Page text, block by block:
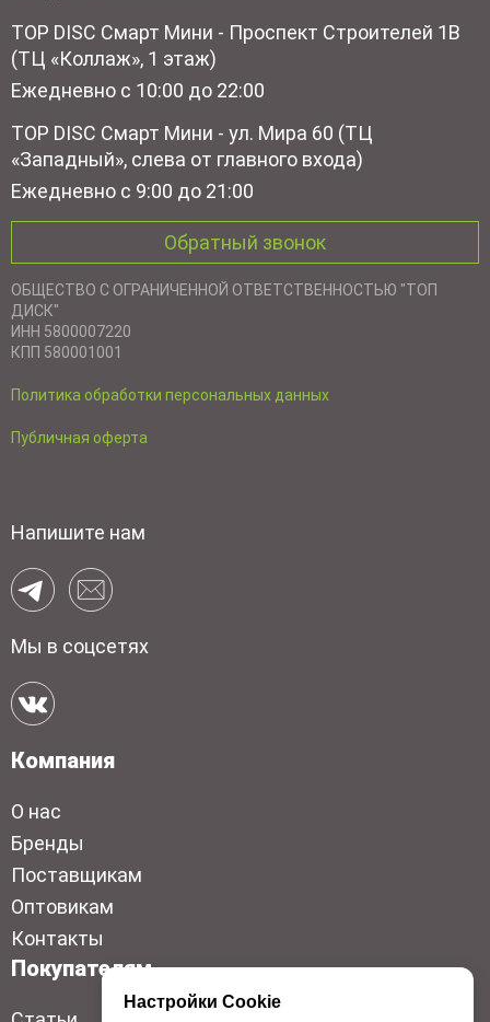
TOP DISC Смарт Мини - Проспект Строителей 1В
(ТЦ «Коллаж», 1 этаж)
Ежедневно с 10:00 до 22:00
TOP DISC Смарт Мини - ул. Мира 60 (ТЦ
«Западный», слева от главного входа)
Ежедневно с 9:00 до 21:00
Обратный звонок
ОБЩЕСТВО С ОГРАНИЧЕННОЙ ОТВЕТСТВЕННОСТЬЮ "ТОП
ДИСК"
ИНН 5800007220
КПП 580001001
Политика обработки персональных данных
Публичная оферта
Напишите нам
Мы в соцсетях
Компания
О нас
Бренды
Поставщикам
Оптовикам
Контакты
Покупателям
Настройки Cookie